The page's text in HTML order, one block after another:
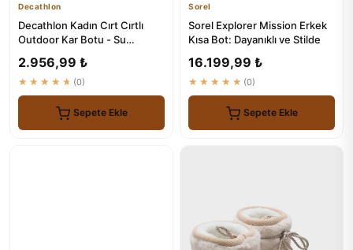
Decathlon
Decathlon Kadın Cırt Cırtlı
Outdoor Kar Botu - Su
2.956,99 ₺
★★★★★ (0)
Sepete Ekle
Sorel
Sorel Explorer Mission Erkek
Kısa Bot: Dayanıklı ve Stilde
16.199,99 ₺
★★★★★ (0)
Sepete Ekle